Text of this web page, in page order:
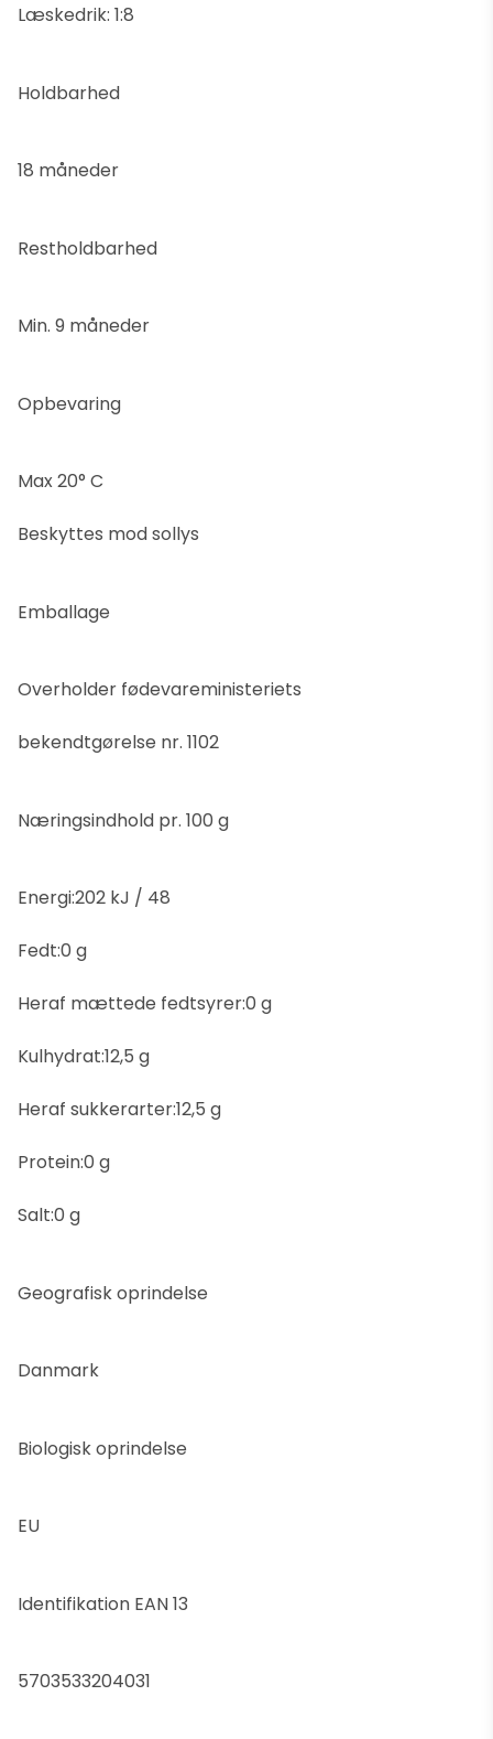
Læskedrik: 1:8
Holdbarhed
18 måneder
Restholdbarhed
Min. 9 måneder
Opbevaring
Max 20° C
Beskyttes mod sollys
Emballage
Overholder fødevareministeriets
bekendtgørelse nr. 1102
Næringsindhold pr. 100 g
Energi:202 kJ / 48
Fedt:0 g
Heraf mættede fedtsyrer:0 g
Kulhydrat:12,5 g
Heraf sukkerarter:12,5 g
Protein:0 g
Salt:0 g
Geografisk oprindelse
Danmark
Biologisk oprindelse
EU
Identifikation EAN 13
5703533204031